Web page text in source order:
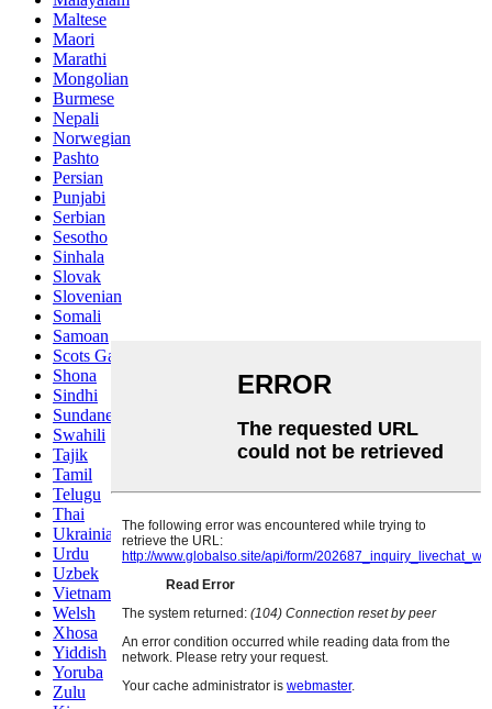
Maltese
Maori
Marathi
Mongolian
Burmese
Nepali
Norwegian
Pashto
Persian
Punjabi
Serbian
Sesotho
Sinhala
Slovak
Slovenian
Somali
Samoan
Scots Gaelic
Shona
Sindhi
Sundanese
Swahili
Tajik
Tamil
Telugu
Thai
Ukrainian
Urdu
Uzbek
Vietnamese
Welsh
Xhosa
Yiddish
Yoruba
Zulu